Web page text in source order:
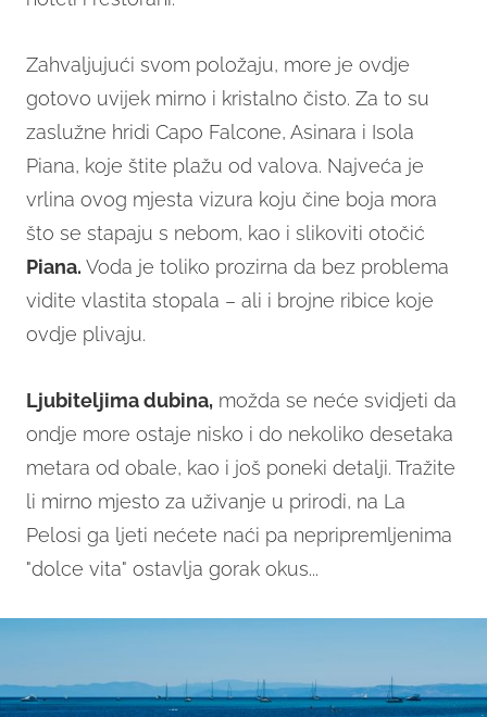
Zahvaljujući svom položaju, more je ovdje
gotovo uvijek mirno i kristalno čisto. Za to su
zaslužne hridi Capo Falcone, Asinara i Isola
Piana, koje štite plažu od valova. Najveća je
vrlina ovog mjesta vizura koju čine boja mora
što se stapaju s nebom, kao i slikoviti otočić
Piana. Voda je toliko prozirna da bez problema
vidite vlastita stopala – ali i brojne ribice koje
ovdje plivaju.
Ljubiteljima dubina, možda se neće svidjeti da
ondje more ostaje nisko i do nekoliko desetaka
metara od obale, kao i još poneki detalji. Tražite
li mirno mjesto za uživanje u prirodi, na La
Pelosi ga ljeti nećete naći pa nepripremljenima
"dolce vita" ostavlja gorak okus...